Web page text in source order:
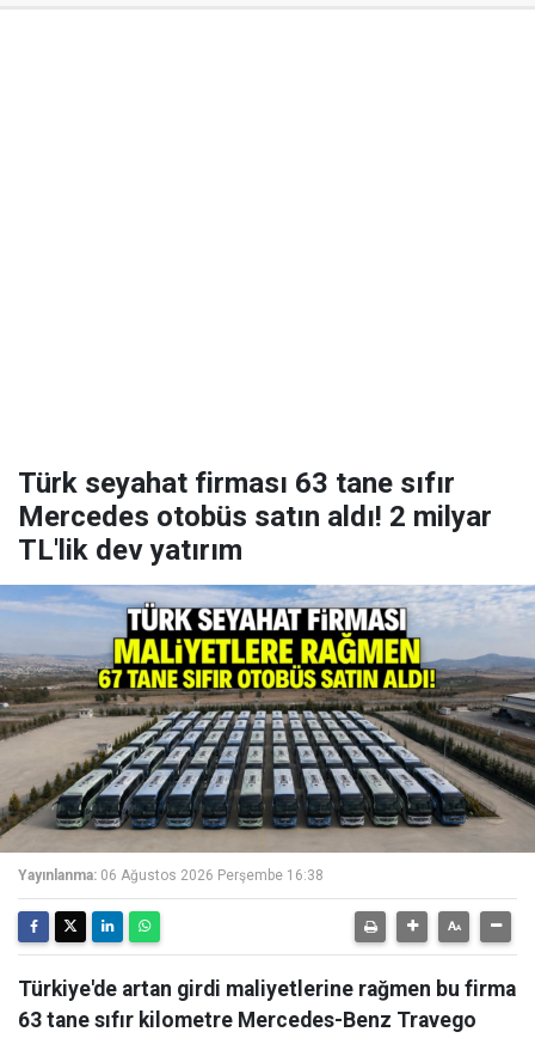
Türk seyahat firması 63 tane sıfır
Mercedes otobüs satın aldı! 2 milyar
TL'lik dev yatırım
Yayınlanma: 06 Ağustos 2026 Perşembe 16:38
Türkiye'de artan girdi maliyetlerine rağmen bu firma
63 tane sıfır kilometre Mercedes-Benz Travego